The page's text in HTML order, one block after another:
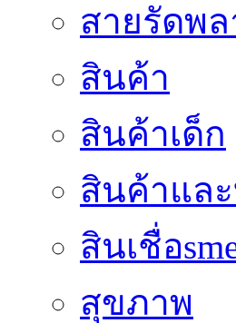
สายรัดพ
สินค้า
สินค้าเด็ก
สินค้าแล
สินเชื่อ
สุขภาพ